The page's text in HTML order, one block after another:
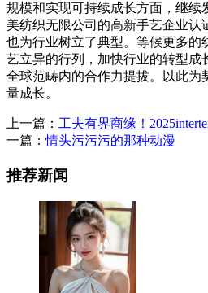
规模和实现可持续成长方面，继续
美纺织无限公司的高新手艺企业认
也为行业树立了典型。等候更多的
艺立异的行列，加快行业的转型成
全球范畴内的合作力提拔。以此为
量成长。
上一篇： 工夫有界商缘！
一篇：情头污污污的那种动漫
推荐新闻